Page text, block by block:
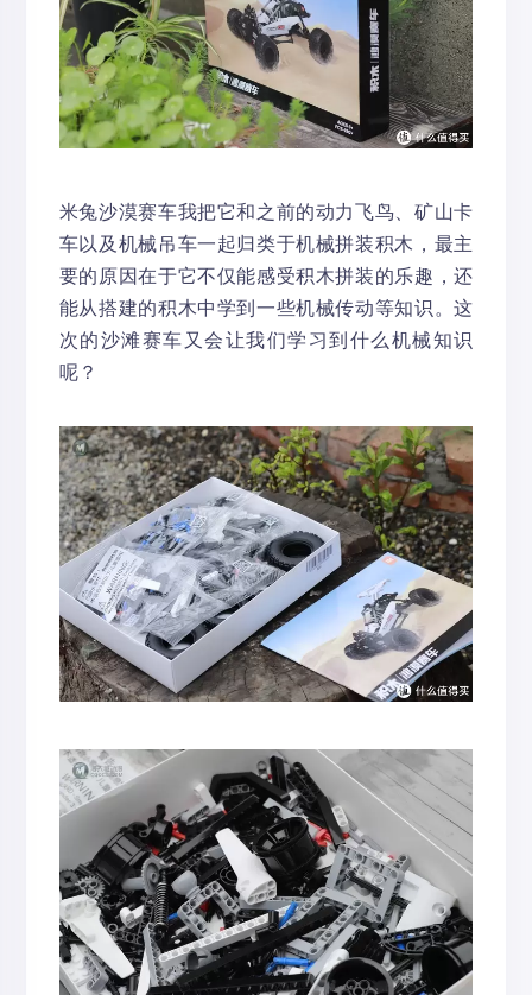
米兔沙漠赛车我把它和之前的动力飞鸟、矿山卡
车以及机械吊车一起归类于机械拼装积木，最主
要的原因在于它不仅能感受积木拼装的乐趣，还
能从搭建的积木中学到一些机械传动等知识。这
次的沙滩赛车又会让我们学习到什么机械知识
呢？